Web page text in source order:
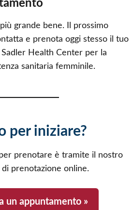
grande bene. Il prossimo
e prenota oggi stesso il tuo
Health Center per la
sanitaria femminile.
per iniziare?
prenotare è tramite il nostro
prenotazione online.
un appuntamento »